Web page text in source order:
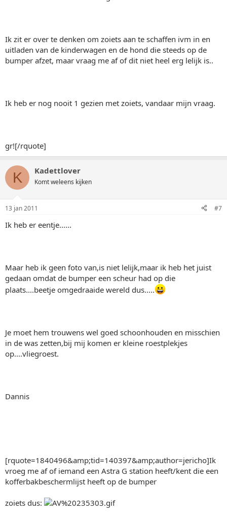
Ik zit er over te denken om zoiets aan te schaffen ivm in en
uitladen van de kinderwagen en de hond die steeds op de
bumper afzet, maar vraag me af of dit niet heel erg lelijk is..
Ik heb er nog nooit 1 gezien met zoiets, vandaar mijn vraag.
gr![/rquote]
K Kadettlover
Komt weleens kijken
13 jan 2011 #7
Ik heb er eentje......
Maar heb ik geen foto van,is niet lelijk,maar ik heb het juist
gedaan omdat de bumper een scheur had op die
plaats....beetje omgedraaide wereld dus.....
Je moet hem trouwens wel goed schoonhouden en misschien
in de was zetten,bij mij komen er kleine roestplekjes
op....vliegroest.
Dannis
[rquote=1840496&amp;tid=140397&amp;author=jericho]Ik
vroeg me af of iemand een Astra G station heeft/kent die een
kofferbakbeschermlijst heeft op de bumper
zoiets dus: